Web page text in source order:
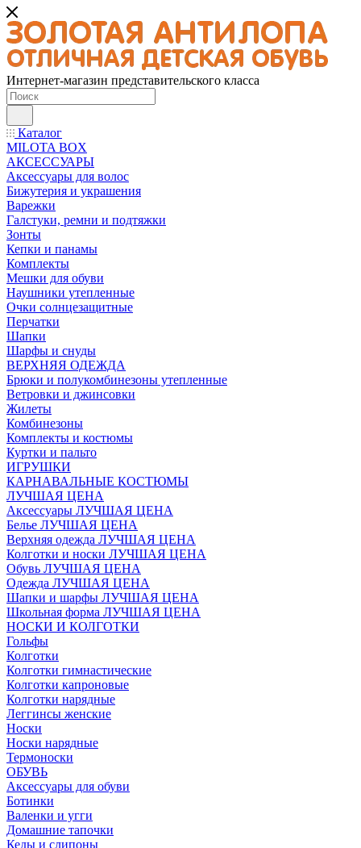
Интернет-магазин представительского класса
Каталог
MILOTA BOX
АКСЕССУАРЫ
Аксессуары для волос
Бижутерия и украшения
Варежки
Галстуки, ремни и подтяжки
Зонты
Кепки и панамы
Комплекты
Мешки для обуви
Наушники утепленные
Очки солнцезащитные
Перчатки
Шапки
Шарфы и снуды
ВЕРХНЯЯ ОДЕЖДА
Брюки и полукомбинезоны утепленные
Ветровки и джинсовки
Жилеты
Комбинезоны
Комплекты и костюмы
Куртки и пальто
ИГРУШКИ
КАРНАВАЛЬНЫЕ КОСТЮМЫ
ЛУЧШАЯ ЦЕНА
Аксессуары ЛУЧШАЯ ЦЕНА
Белье ЛУЧШАЯ ЦЕНА
Верхняя одежда ЛУЧШАЯ ЦЕНА
Колготки и носки ЛУЧШАЯ ЦЕНА
Обувь ЛУЧШАЯ ЦЕНА
Одежда ЛУЧШАЯ ЦЕНА
Шапки и шарфы ЛУЧШАЯ ЦЕНА
Школьная форма ЛУЧШАЯ ЦЕНА
НОСКИ И КОЛГОТКИ
Гольфы
Колготки
Колготки гимнастические
Колготки капроновые
Колготки нарядные
Леггинсы женские
Носки
Носки нарядные
Термоноски
ОБУВЬ
Аксессуары для обуви
Ботинки
Валенки и угги
Домашние тапочки
Кеды и слипоны